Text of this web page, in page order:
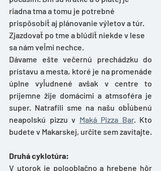
riadna tma a tomu je potrebné
prispôsobiť aj plánovanie výletov a túr.
Zjazdovať po tme a blúdiť niekde v lese
sa nám veľmi nechce.
Dávame ešte večernú prechádzku do
prístavu a mesta, ktoré je na promenáde
úplne vyľudnené avšak v centre to
príjemne žije domácimi a atmsoféra je
super. Natrafili sme na našu obľúbenú
neapolskú pizzu v Maká Pizza Bar. Kto
Druhá cyklotúra:
V utorok je polooblačno a hrebene hôr